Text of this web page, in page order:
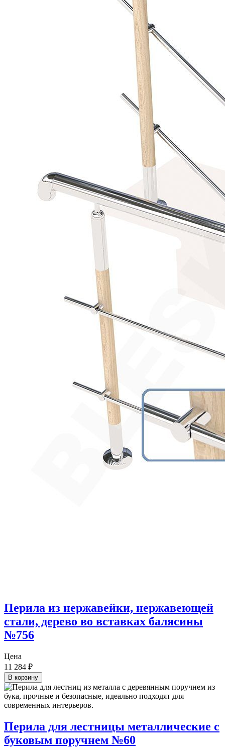
Перила из нержавейки, нержавеющей
стали, дерево во вставках балясины
№756
Цена
11 284 ₽
В корзину
Перила для лестницы металлические с
буковым поручнем №60